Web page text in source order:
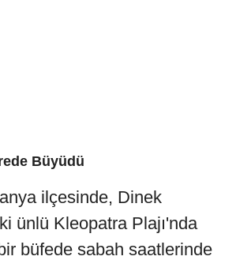
Büyüdü
ilçesinde, Dinek
ünlü Kleopatra Plajı'nda
büfede sabah saatlerinde